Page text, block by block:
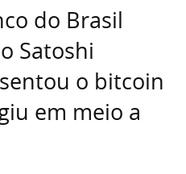
do Brasil
Satoshi
o bitcoin
em meio a